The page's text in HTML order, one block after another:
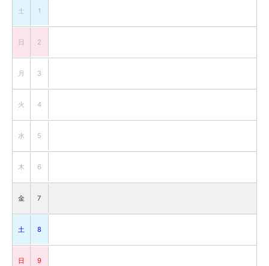
土 1
日 2
月 3
火 4
水 5
木 6
金 7
土 8
日 9